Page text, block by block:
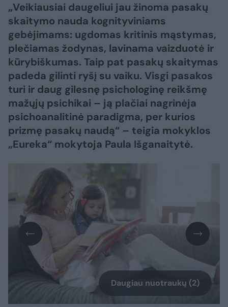
„Veikiausiai daugeliui jau žinoma pasakų
skaitymo nauda kognityviniams
gebėjimams: ugdomas kritinis mąstymas,
plečiamas žodynas, lavinama vaizduotė ir
kūrybiškumas. Taip pat pasakų skaitymas
padeda gilinti ryšį su vaiku. Visgi pasakos
turi ir daug gilesnę psichologinę reikšmę
mažųjų psichikai – ją plačiai nagrinėja
psichoanalitinė paradigma, per kurios
prizmę pasakų naudą“ – teigia mokyklos
„Eureka“ mokytoja Paula Išganaitytė.
Daugiau nuotraukų (2)